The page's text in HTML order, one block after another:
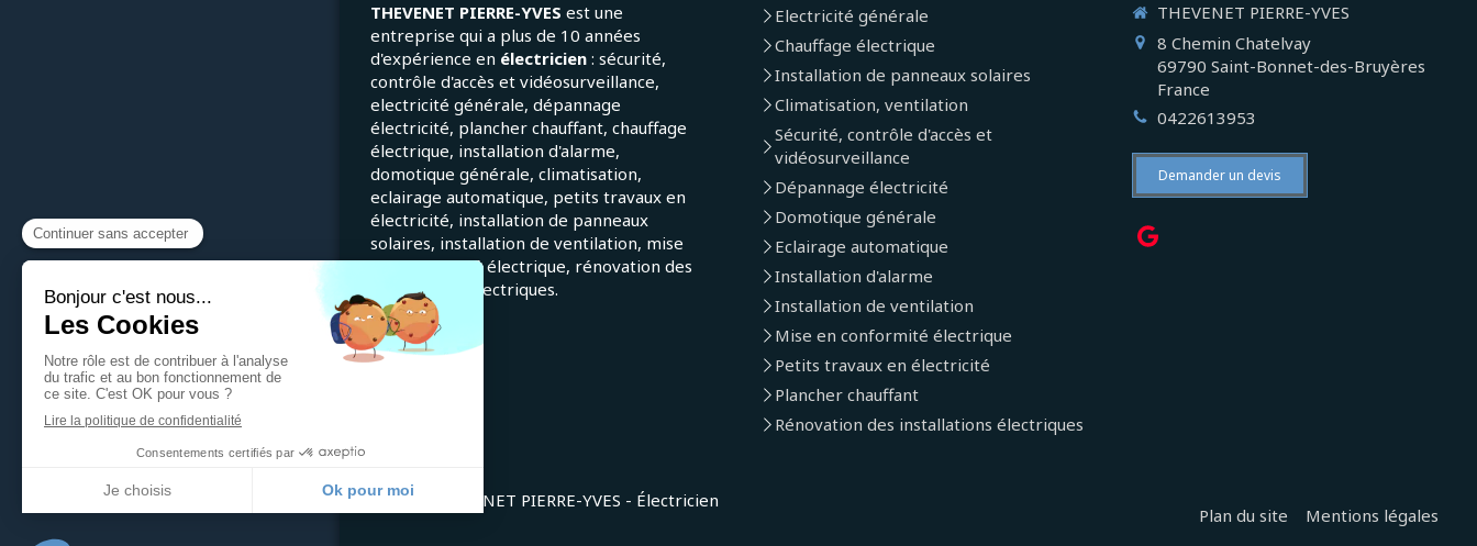
THEVENET PIERRE-YVES est une
entreprise qui a plus de 10 années
d'expérience en électricien: sécurité,
contrôle d'accès et vidéosurveillance,
electricité générale, dépannage
électricité, plancher chauffant, chauffage
électrique, installation d'alarme,
domotique générale, climatisation,
eclairage automatique, petits travaux en
électricité, installation de panneaux
solaires, installation de ventilation, mise
en conformité électrique, rénovation des
installations électriques.
Electricité générale
Chauffage électrique
Installation de panneaux solaires
Climatisation, ventilation
Sécurité, contrôle d'accès et
vidéosurveillance
Dépannage électricité
Domotique générale
Eclairage automatique
Installation d'alarme
Installation de ventilation
Mise en conformité électrique
Petits travaux en électricité
Plancher chauffant
Rénovation des installations électriques
THEVENET PIERRE-YVES
8 Chemin Chatelvay
69790 Saint-Bonnet-des-Bruyères
France
0422613953
Demander un devis
©2022 THEVENET PIERRE-YVES - Électricien
Plan du site Mentions légales